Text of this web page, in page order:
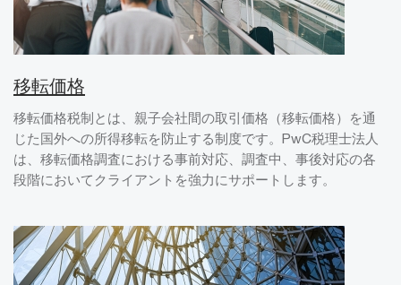
移転価格
移転価格税制とは、親子会社間の取引価格（移転価格）を通
じた国外への所得移転を防止する制度です。PwC税理士法人
は、移転価格調査における事前対応、調査中、事後対応の各
段階においてクライアントを強力にサポートします。